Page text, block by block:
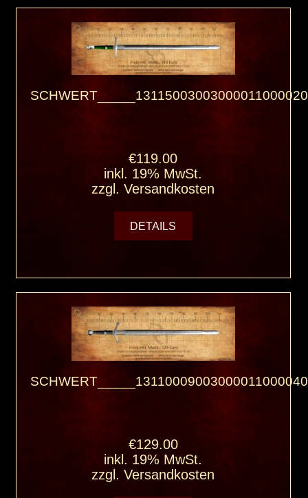
€119.00
inkl. 19% MwSt.
zzgl.Versandkosten
DETAILS
€129.00
inkl. 19% MwSt.
zzgl.Versandkosten